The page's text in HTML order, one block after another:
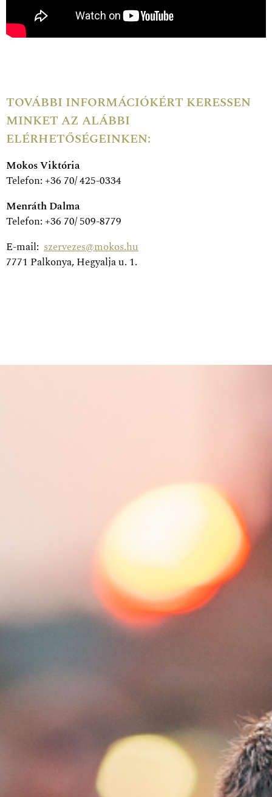
TOVÁBBI INFORMÁCIÓKÉRT KERESSEN
MINKET AZ ALÁBBI
ELÉRHETŐSÉGEINKEN:
Mokos Viktória
Telefon: +36 70/ 425-0334
Menráth Dalma
Telefon: +36 70/ 509-8779
E-mail: szervezes@mokos.hu
7771 Palkonya, Hegyalja u. 1.